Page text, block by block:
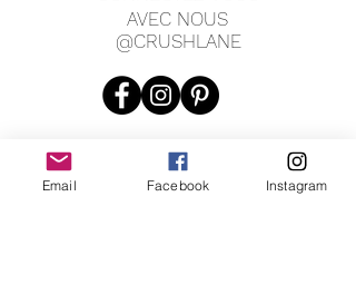
AVEC NOUS
@CRUSHLANE
JOIN OUR MAILING LIST
Email Facebook Instagram